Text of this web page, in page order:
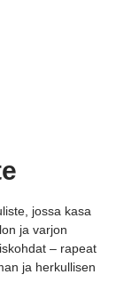
jossa kasa
ja varjon
– rapeat
ja herkullisen